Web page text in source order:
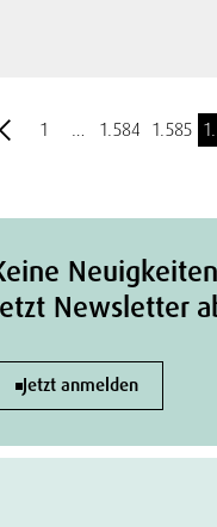
1 … 1.584 1.585
Newsletter
Jetzt anmelden